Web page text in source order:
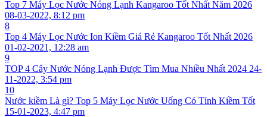
Top 7 Máy Lọc Nước Nóng Lạnh Kangaroo Tốt Nhất Năm 2026
08-03-2022, 8:12 pm
8
Top 4 Máy Lọc Nước Ion Kiềm Giá Rẻ Kangaroo Tốt Nhất 2026
01-02-2021, 12:28 am
9
TOP 4 Cây Nước Nóng Lạnh Được Tìm Mua Nhiều Nhất 2024 24-
11-2022, 3:54 pm
10
Nước kiềm Là gì? Top 5 Máy Lọc Nước Uống Có Tính Kiềm Tốt
15-01-2023, 4:47 pm